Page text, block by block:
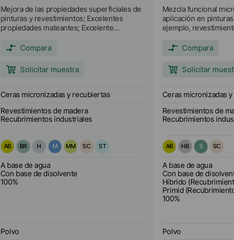
Mejora de las propiedades superficiales de
pinturas y revestimientos; Excelentes
propiedades mateantes; Excelente
Antibloqueo mejorado; Agradable efecto
madera.
Compara
Solicitar muestra
Ceras micronizadas y recubiertas
Revestimientos de madera
Recubrimientos industriales
AB BR H M MM SC ST
A base de agua
Con base de disolvente
100%
Polvo
Mezcla funcional
aplicación en
ejemplo,
industriales).
al rayado y a la
Buena lijabilidad
feel) Mayor
Compara
Solicitar
Ceras micronizadas
Revestimientos de
Recubrimientos
AB HB S SC
A base de agua
Con base de
Híbrido
Primid
100%
Polvo